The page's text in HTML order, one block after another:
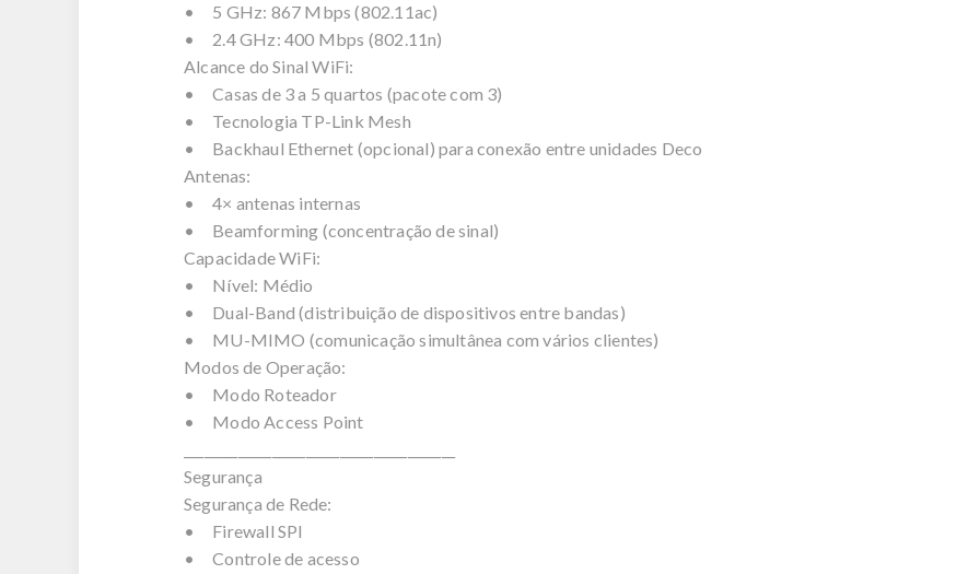
• 5 GHz: 867 Mbps (802.11ac)
• 2.4 GHz: 400 Mbps (802.11n)
Alcance do Sinal WiFi:
• Casas de 3 a 5 quartos (pacote com 3)
• Tecnologia TP-Link Mesh
• Backhaul Ethernet (opcional) para conexão entre unidades Deco
Antenas:
• 4× antenas internas
• Beamforming (concentração de sinal)
Capacidade WiFi:
• Nível: Médio
• Dual-Band (distribuição de dispositivos entre bandas)
• MU-MIMO (comunicação simultânea com vários clientes)
Modos de Operação:
• Modo Roteador
• Modo Access Point
Segurança
Segurança de Rede:
• Firewall SPI
• Controle de acesso